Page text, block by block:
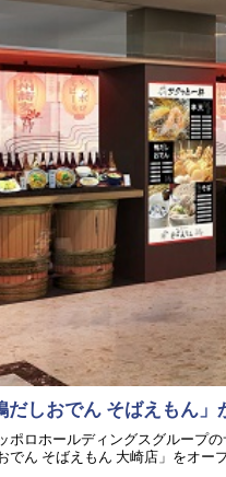
しおでん そばえもん」
ポロホールディングスグループ
でん そばえもん 大崎店」をオ